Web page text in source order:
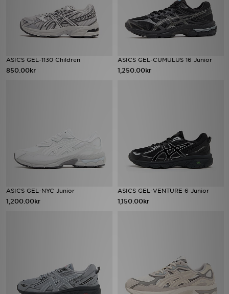
ASICS GEL-1130 Children
850.00kr
ASICS GEL-CUMULUS 16 Junior
1,250.00kr
ASICS GEL-NYC Junior
1,200.00kr
ASICS GEL-VENTURE 6 Junior
1,150.00kr